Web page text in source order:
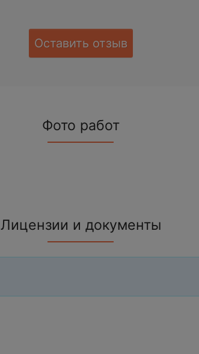
Оставить отзыв
Фото работ
Лицензии и документы